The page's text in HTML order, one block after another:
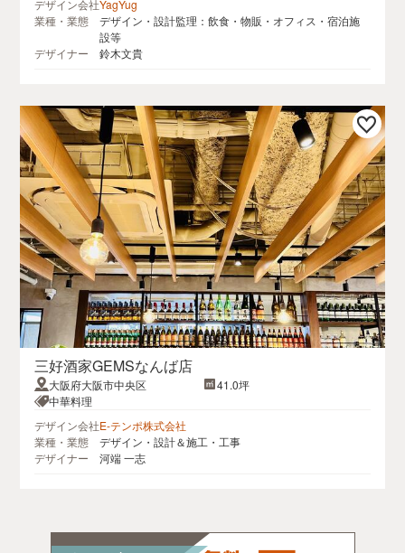
デザイン会社YagYug
業種・業態
デザイン・設計監理：飲食・物販・オフィス・宿泊施
設等
デザイナー
鈴木文貴
三好酒家GEMSなんば店
大阪府大阪市中央区
41.0坪
中華料理
デザイン会社E-テンポ株式会社
業種・業態
デザイン・設計＆施工・工事
デザイナー
河端 一志